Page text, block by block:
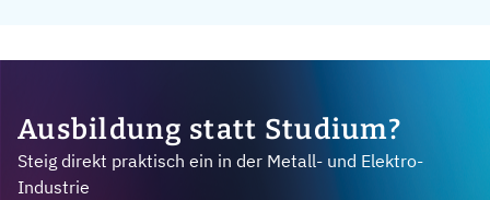
Ausbildung statt Studium?
Steig direkt praktisch ein in der Metall- und Elektro-
Industrie